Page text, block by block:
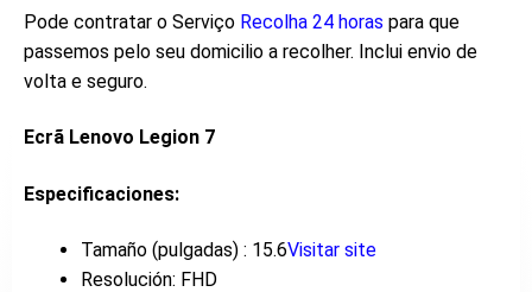
Pode contratar o Serviço Recolha 24 horas para que
passemos pelo seu domicilio a recolher. Inclui envio de
volta e seguro.
Ecrã Lenovo Legion 7
Especificaciones:
Tamaño (pulgadas) : 15.6Visitar site
Resolución: FHD